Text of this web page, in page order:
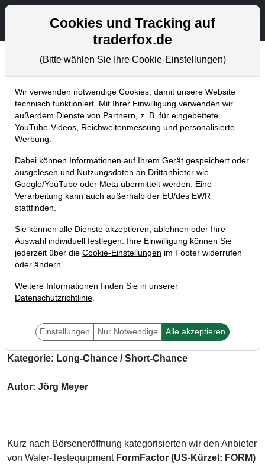
Aktien- und Artikelsuche
Tradingerfolge
Home Blog Tradingerfolge
Tracking FormFactor: Das war ein
Volltreffer. Die Aktie steigt 18%!
02.09.2014 um 21:16 Uhr | TraderFox GmbH
steigt 18%!
Kategorie: Long-Chance / Short-Chance
Autor: Jörg Meyer
Kurz nach Börseneröffnung kategorisierten wir den Anbieter
von Wafer-Testequipment FormFactor (US-Kürzel: FORM)
Cookies und Tracking auf
traderfox.de
(Bitte wählen Sie Ihre Cookie-Einstellungen)
Wir verwenden notwendige Cookies, damit unsere Website
technisch funktioniert. Mit Ihrer Einwilligung verwenden wir
außerdem Dienste von Partnern, z. B. für eingebettete
YouTube-Videos, Reichweitenmessung und personalisierte
Werbung.
Dabei können Informationen auf Ihrem Gerät gespeichert oder
ausgelesen und Nutzungsdaten an Drittanbieter wie
Google/YouTube oder Meta übermittelt werden. Eine
Verarbeitung kann auch außerhalb der EU/des EWR
stattfinden.
Sie können alle Dienste akzeptieren, ablehnen oder Ihre
Auswahl individuell festlegen. Ihre Einwilligung können Sie
jederzeit über die Cookie-Einstellungen im Footer widerrufen
oder ändern.
Weitere Informationen finden Sie in unserer
Datenschutzrichtlinie.
Einstellungen Nur Notwendige Alle akzeptieren